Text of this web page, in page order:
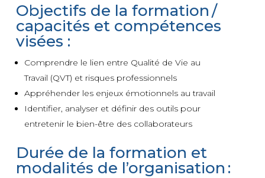
Objectifs de la formation /
capacités et compétences
visées :
Comprendre le lien entre Qualité de Vie au
Travail (QVT) et risques professionnels
Appréhender les enjeux émotionnels au travail
Identifier, analyser et définir des outils pour
entretenir le bien-être des collaborateurs
Durée de la formation et
modalités de l’organisation :